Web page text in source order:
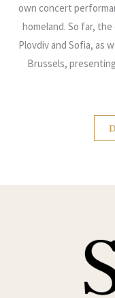
own concert
homeland. So far,
Plovdiv and Sofia, as
Brussels,